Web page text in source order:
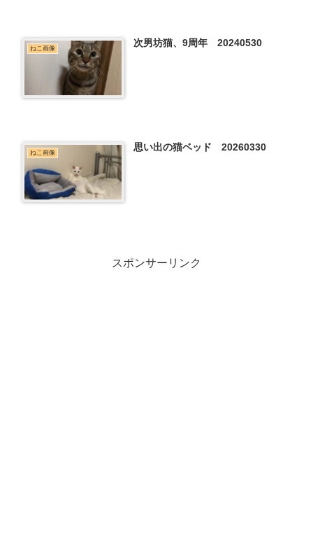
ねこ画像 次男坊猫、9周年 20240530
ねこ画像 思い出の猫ベッド 20260330
スポンサーリンク